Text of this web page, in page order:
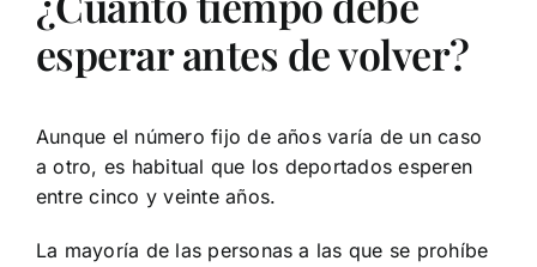
esperar antes de volver?
Aunque el número fijo de años varía de un caso
a otro, es habitual que los deportados esperen
entre cinco y veinte años.
La mayoría de las personas a las que se prohíbe